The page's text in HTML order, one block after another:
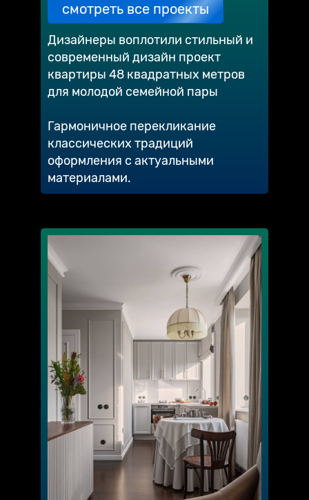
смотреть все проекты
Дизайнеры воплотили стильный и
современный дизайн проект
квартиры 48 квадратных метров
для молодой семейной пары
Гармоничное перекликание
классических традиций
оформления с актуальными
материалами.